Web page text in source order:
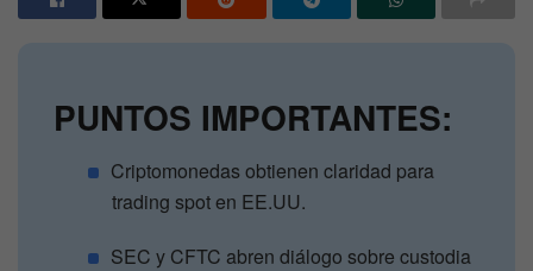
PUNTOS IMPORTANTES:
Criptomonedas obtienen claridad para
trading spot en EE.UU.
SEC y CFTC abren diálogo sobre custodia